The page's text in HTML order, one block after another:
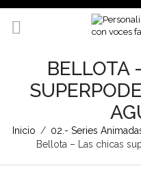
BELLOTA
Inicio / 02.- Series
Bellota – Las chicas